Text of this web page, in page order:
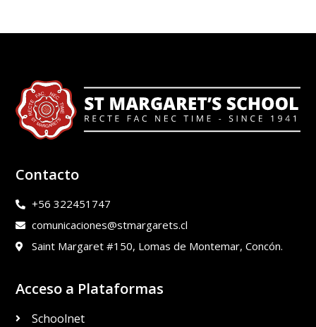
Contacto
+56 322451747
comunicaciones@stmargarets.cl
Saint Margaret #150, Lomas de Montemar, Concón.
Acceso a Plataformas
Schoolnet